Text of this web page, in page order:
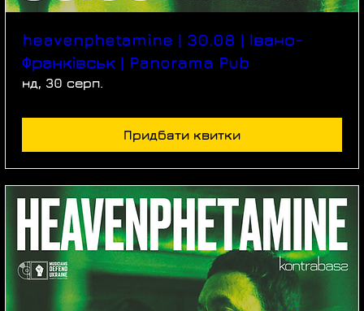
heavenphetamine | 30.08 | Івано-
Франківськ | Panorama Pub
нд, 30 серп.
Придбати квитки